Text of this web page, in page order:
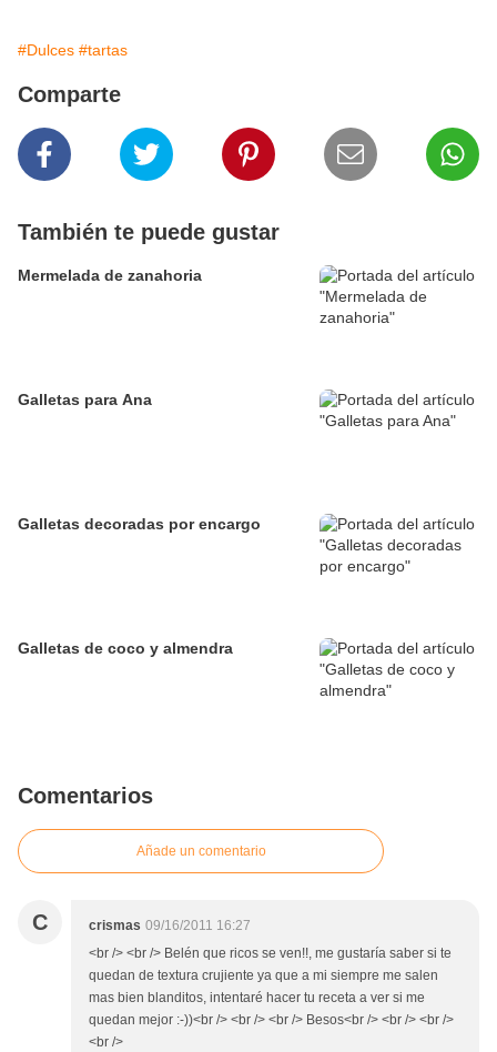
#Dulces #tartas
Comparte
También te puede gustar
Mermelada de zanahoria
Galletas para Ana
Galletas decoradas por encargo
Galletas de coco y almendra
Comentarios
Añade un comentario
C crismas 09/16/2011 16:27
<br /> <br /> Belén que ricos se ven!!, me gustaría saber si te
quedan de textura crujiente ya que a mi siempre me salen
mas bien blanditos, intentaré hacer tu receta a ver si me
quedan mejor :-))<br /> <br /> <br /> Besos<br /> <br /> <br />
<br />